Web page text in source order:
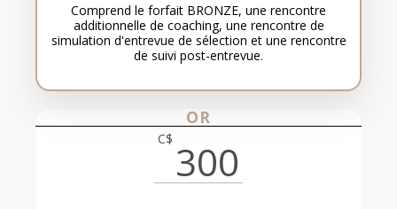
Comprend le forfait BRONZE, une rencontre
additionnelle de coaching, une rencontre de
simulation d'entrevue de sélection et une rencontre
de suivi post-entrevue.
OR
C$ 300